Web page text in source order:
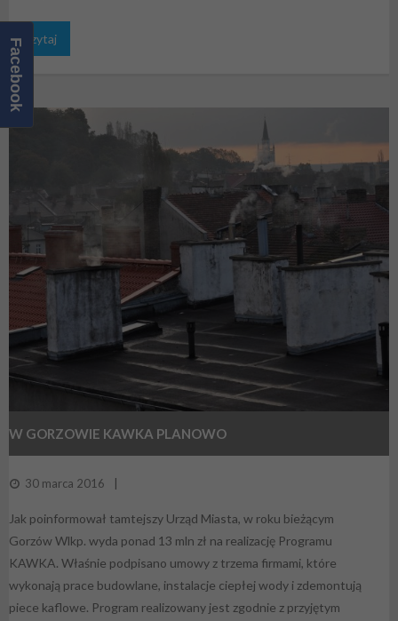
Czytaj
W GORZOWIE KAWKA PLANOWO
30 marca 2016
Jak poinformował tamtejszy Urząd Miasta, w roku bieżącym
Gorzów Wlkp. wyda ponad 13 mln zł na realizację Programu
KAWKA. Właśnie podpisano umowy z trzema firmami, które
wykonają prace budowlane, instalacje ciepłej wody i zdemontują
piece kaflowe. Program realizowany jest zgodnie z przyjętym
Facebook